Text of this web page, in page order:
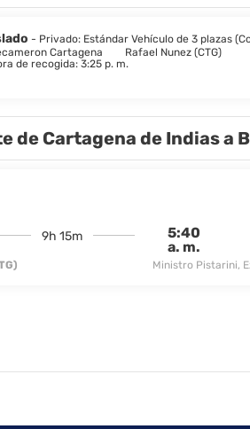
- Privado: Estándar Vehículo de 3 plazas
Cartagena
Rafael Nunez (CTG)
de recogida: 3:25 p. m.
de Cartagena de Indias a
9h 15m
5:40
a. m.
Ministro Pistarini,